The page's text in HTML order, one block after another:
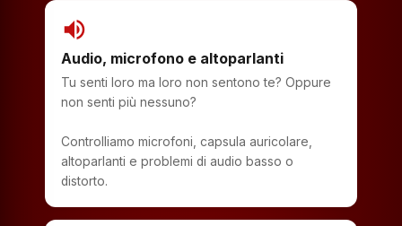
volume_up
Audio, microfono e altoparlanti
Tu senti loro ma loro non sentono te? Oppure
non senti più nessuno?
Controlliamo microfoni, capsula auricolare,
altoparlanti e problemi di audio basso o
distorto.